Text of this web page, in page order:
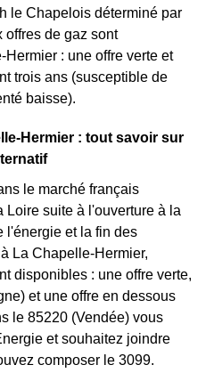
le Chapelois déterminé par
offres de gaz sont
: une offre verte et
trois ans (susceptible de
baisse).
Hermier : tout savoir sur
le marché français
Loire suite à l'ouverture à la
l'énergie et la fin des
La Chapelle-Hermier,
disponibles : une offre verte,
et une offre en dessous
le 85220 (Vendée) vous
et souhaitez joindre
composer le 3099.